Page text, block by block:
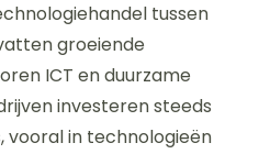
tussen
groeiende
ICT en duurzame
investeren steeds
vooral in technologieën